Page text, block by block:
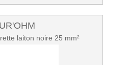
laiton noire 25 mm²